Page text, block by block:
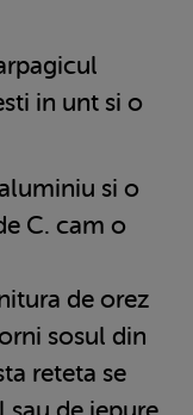
in unt si o
si o
C. cam o
de orez
sosul din
reteta se